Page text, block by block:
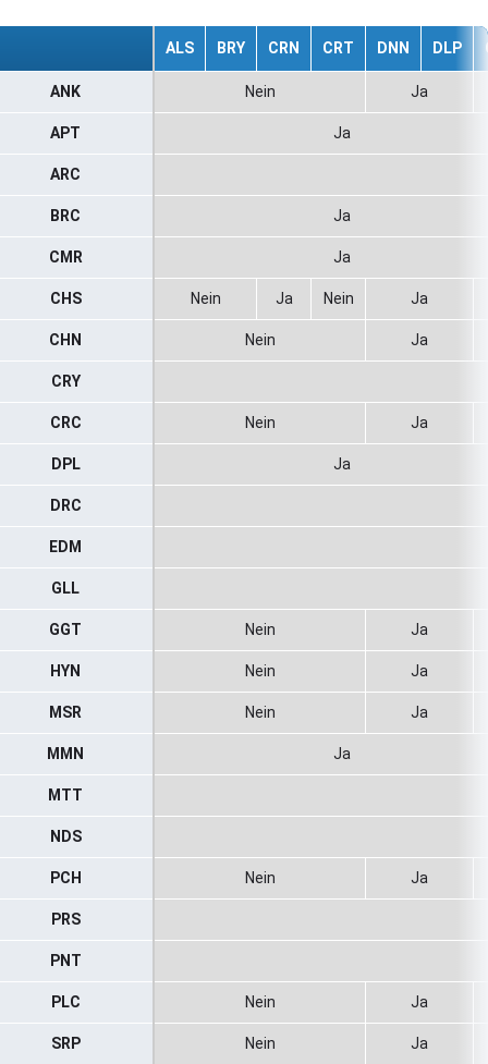
ALS BRY CRN CRT DNN DLP
ANK Nein Ja
APT Ja
ARC
BRC Ja
CMR Ja
CHS Nein Ja Nein Ja
CHN Nein Ja
CRY
CRC Nein Ja
DPL Ja
DRC
EDM
GLL
GGT Nein Ja
HYN Nein Ja
MSR Nein Ja
MMN Ja
MTT
NDS
PCH Nein Ja
PRS
PNT
PLC Nein Ja
SRP Nein Ja